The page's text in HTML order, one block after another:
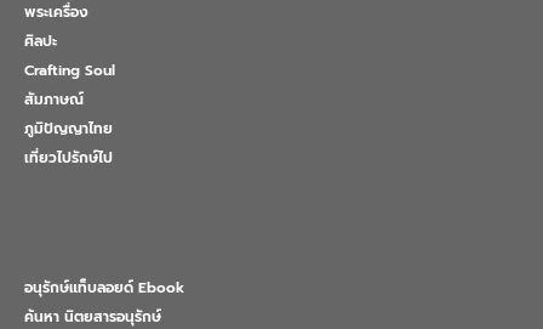
พระเครื่อง
ศิลปะ
Crafting Soul
สัมภาษณ์
ภูมิปัญญาไทย
เที่ยวไปรักษ์ไป
อนุรักษ์แท็บลอยด์ Ebook
ค้นหา นิตยสารอนุรักษ์